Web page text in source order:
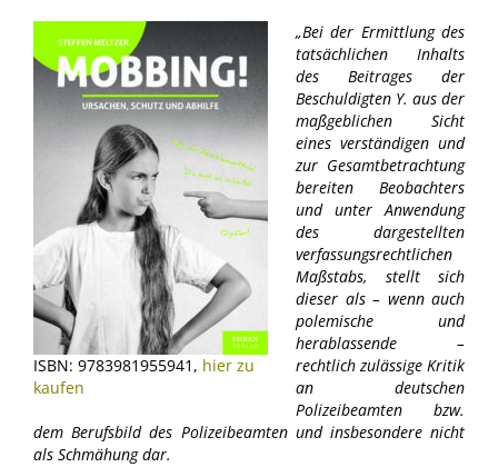
ISBN: 9783981955941, hier zu
kaufen
„Bei der Ermittlung des
tatsächlichen Inhalts
des Beitrages der
Beschuldigten Y. aus der
maßgeblichen Sicht
eines verständigen und
zur Gesamtbetrachtung
bereiten Beobachters
und unter Anwendung
des dargestellten
verfassungsrechtlichen
Maßstabs, stellt sich
dieser als – wenn auch
polemische und
herablassende –
rechtlich zulässige Kritik
an deutschen
Polizeibeamten bzw.
dem Berufsbild des Polizeibeamten und insbesondere nicht
als Schmähung dar.